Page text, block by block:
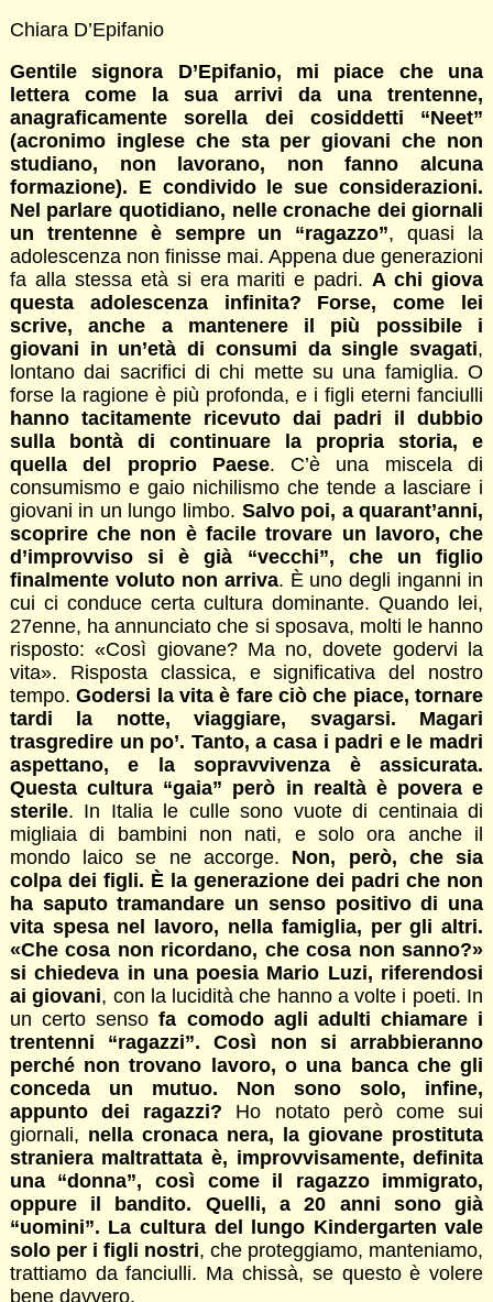
Chiara D’Epifanio
Gentile signora D’Epifanio, mi piace che una
lettera come la sua arrivi da una trentenne,
anagraficamente sorella dei cosiddetti “Neet”
(acronimo inglese che sta per giovani che non
studiano, non lavorano, non fanno alcuna
formazione). E condivido le sue considerazioni.
Nel parlare quotidiano, nelle cronache dei giornali
un trentenne è sempre un “ragazzo”, quasi la
adolescenza non finisse mai. Appena due generazioni
fa alla stessa età si era mariti e padri.A chi giova
questa adolescenza infinita? Forse, come lei
scrive, anche a mantenere il più possibile i
giovani in un’età di consumi da single svagati,
lontano dai sacrifici di chi mette su una famiglia. O
forse la ragione è più profonda, e i figli eterni fanciulli
hanno tacitamente ricevuto dai padri il dubbio
sulla bontà di continuare la propria storia, e
quella del proprio Paese. C’è una miscela di
consumismo e gaio nichilismo che tende a lasciare i
giovani in un lungo limbo. Salvo poi, a quarant’anni,
scoprire che non è facile trovare un lavoro, che
d’improvviso si è già “vecchi”, che un figlio
finalmente voluto non arriva. È uno degli inganni in
cui ci conduce certa cultura dominante. Quando lei,
27enne, ha annunciato che si sposava, molti le hanno
risposto: «Così giovane? Ma no, dovete godervi la
vita». Risposta classica, e significativa del nostro
tempo.Godersi la vita è fare ciò che piace, tornare
tardi la notte, viaggiare, svagarsi. Magari
trasgredire un po’. Tanto, a casa i padri e le madri
aspettano, e la sopravvivenza è assicurata.
Questa cultura “gaia” però in realtà è povera e
sterile. In Italia le culle sono vuote di centinaia di
migliaia di bambini non nati, e solo ora anche il
mondo laico se ne accorge. Non, però, che sia
colpa dei figli. È la generazione dei padri che non
ha saputo tramandare un senso positivo di una
vita spesa nel lavoro, nella famiglia, per gli altri.
«Che cosa non ricordano, che cosa non sanno?»
si chiedeva in una poesia Mario Luzi, riferendosi
ai giovani, con la lucidità che hanno a volte i poeti. In
un certo sensofa comodo agli adulti chiamare i
trentenni “ragazzi”. Così non si arrabbieranno
perché non trovano lavoro, o una banca che gli
conceda un mutuo. Non sono solo, infine,
appunto dei ragazzi? Ho notato però come sui
giornali, nella cronaca nera, la giovane prostituta
straniera maltrattata è, improvvisamente, definita
una “donna”, così come il ragazzo immigrato,
oppure il bandito. Quelli, a 20 anni sono già
“uomini”. La cultura del lungo Kindergarten vale
solo per i figli nostri, che proteggiamo, manteniamo,
trattiamo da fanciulli. Ma chissà, se questo è volere
bene davvero.